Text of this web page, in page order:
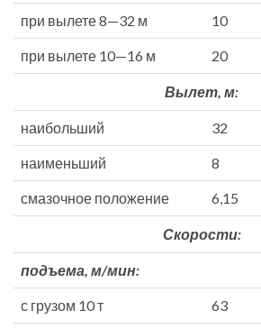
при вылете 8—32 м 10
при вылете 10—16 м 20
Вылет, м:
наибольший 32
наименьший 8
смазочное положение 6,15
Скорости:
подъема, м/мин:
с грузом 10 т 63